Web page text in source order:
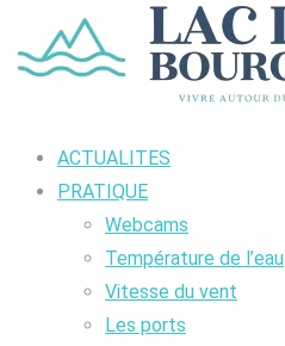
ACTUALITES
PRATIQUE
Webcams
Température de l’eau
Vitesse du vent
Les ports